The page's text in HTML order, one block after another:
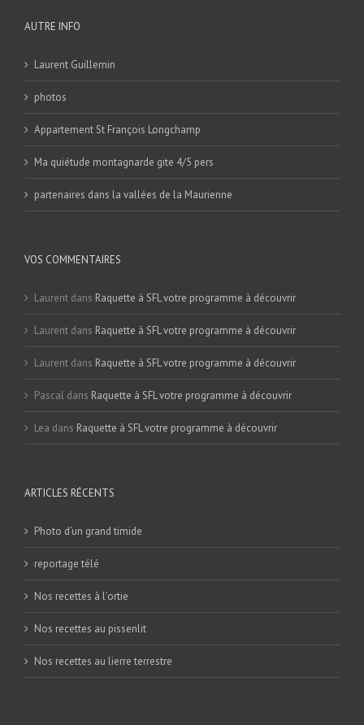
AUTRE INFO
Laurent Guillemin
photos
Appartement St François Longchamp
Ma quiétude montagnarde gite 4/5 pers
partenaires dans la vallées de la Maurienne
VOS COMMENTAIRES
Laurent dans Raquette à SFL votre programme à découvrir
Laurent dans Raquette à SFL votre programme à découvrir
Laurent dans Raquette à SFL votre programme à découvrir
Pascal dans Raquette à SFL votre programme à découvrir
Lea dans Raquette à SFL votre programme à découvrir
ARTICLES RÉCENTS
Photo d’un grand timide
reportage télé
Nos recettes à l’ortie
Nos recettes au pissenlit
Nos recettes au lierre terrestre